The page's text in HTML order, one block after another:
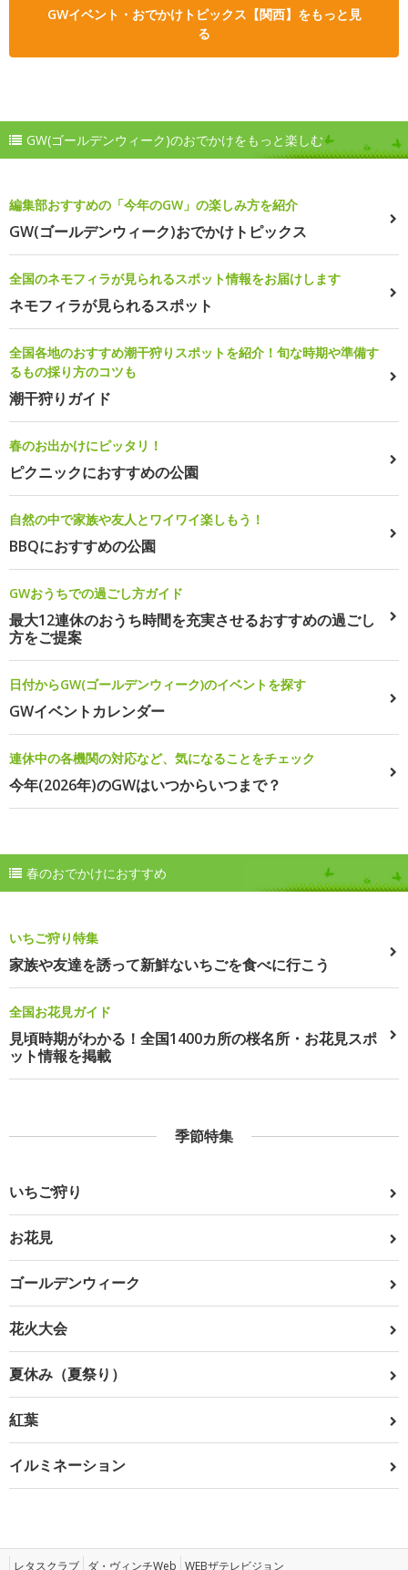
GWイベント・おでかけトピックス【関西】をもっと見
る
GW(ゴールデンウィーク)のおでかけをもっと楽しむ
編集部おすすめの「今年のGW」の楽しみ方を紹介
GW(ゴールデンウィーク)おでかけトピックス
全国のネモフィラが見られるスポット情報をお届けします
ネモフィラが見られるスポット
全国各地のおすすめ潮干狩りスポットを紹介！旬な時期や準備す
るもの採り方のコツも
潮干狩りガイド
春のお出かけにピッタリ！
ピクニックにおすすめの公園
自然の中で家族や友人とワイワイ楽しもう！
BBQにおすすめの公園
GWおうちでの過ごし方ガイド
最大12連休のおうち時間を充実させるおすすめの過ごし
方をご提案
日付からGW(ゴールデンウィーク)のイベントを探す
GWイベントカレンダー
連休中の各機関の対応など、気になることをチェック
今年(2026年)のGWはいつからいつまで？
春のおでかけにおすすめ
いちご狩り特集
家族や友達を誘って新鮮ないちごを食べに行こう
全国お花見ガイド
見頃時期がわかる！全国1400カ所の桜名所・お花見スポ
ット情報を掲載
季節特集
いちご狩り
お花見
ゴールデンウィーク
花火大会
夏休み（夏祭り）
紅葉
イルミネーション
レタスクラブ ダ・ヴィンチWeb WEBザテレビジョン